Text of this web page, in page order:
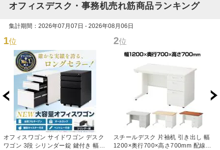
オフィスデスク・事務机売れ筋商品ランキング
集計期間：2026年07月07日 - 2026年08月06日
1位
オフィスワゴン サイドワゴン デスク
ワゴン 3段 シリンダー錠 鍵付き 幅
2位
スチールデスク 片袖机 引き出し 幅
1200×奥行700×高さ700mm 配線穴